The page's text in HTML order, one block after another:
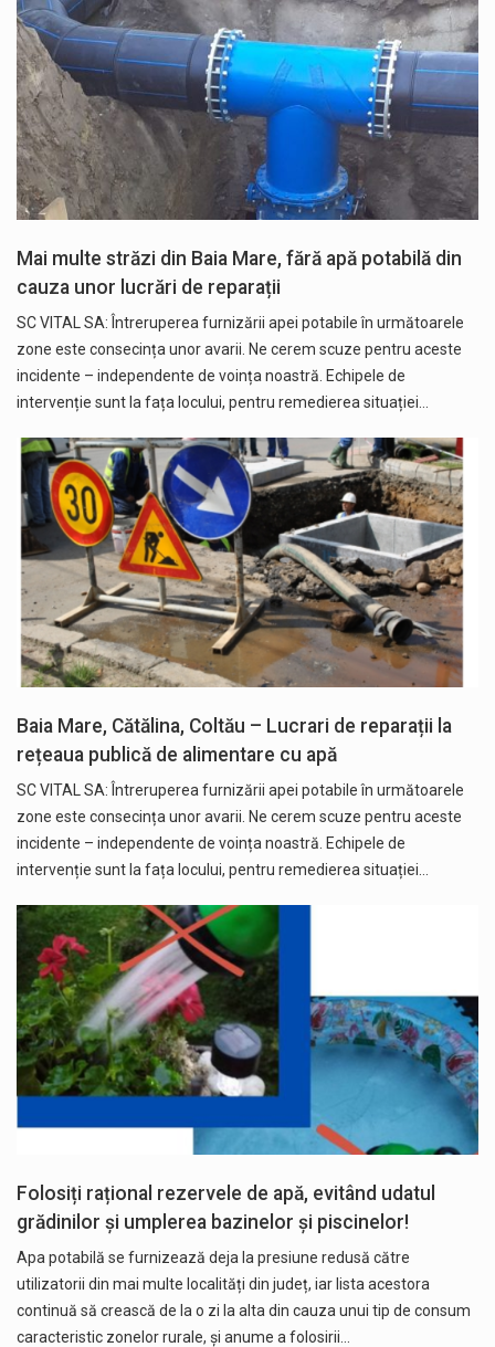
Mai multe străzi din Baia Mare, fără apă potabilă din
cauza unor lucrări de reparații
SC VITAL SA: Întreruperea furnizării apei potabile în următoarele
zone este consecința unor avarii. Ne cerem scuze pentru aceste
incidente – independente de voința noastră. Echipele de
intervenție sunt la fața locului, pentru remedierea situației…
Baia Mare, Cătălina, Coltău – Lucrari de reparații la
rețeaua publică de alimentare cu apă
SC VITAL SA: Întreruperea furnizării apei potabile în următoarele
zone este consecința unor avarii. Ne cerem scuze pentru aceste
incidente – independente de voința noastră. Echipele de
intervenție sunt la fața locului, pentru remedierea situației…
Folosiți rațional rezervele de apă, evitând udatul
grădinilor și umplerea bazinelor și piscinelor!
Apa potabilă se furnizează deja la presiune redusă către
utilizatorii din mai multe localități din județ, iar lista acestora
continuă să crească de la o zi la alta din cauza unui tip de consum
caracteristic zonelor rurale, și anume a folosirii…